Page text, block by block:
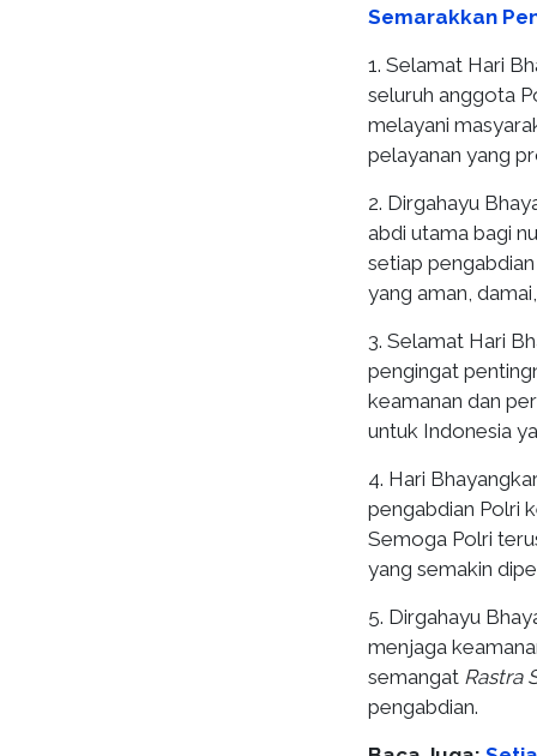
Semarakkan
1. Selamat Hari
seluruh anggota
melayani
pelayanan yang
2. Dirgahayu
abdi utama bagi
setiap
yang aman,
3. Selamat Hari
pengingat
keamanan dan
untuk Indonesia
4. Hari
pengabdian Polri
Semoga Polri
yang semakin
5. Dirgahayu
menjaga
semangat Rastra
pengabdian.